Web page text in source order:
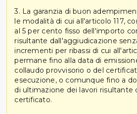
3. La garanzia di buon
le modalità di cui all'articolo 117,
al 5 per cento fisso dell'importo
risultante dall'aggiudicazione
incrementi per ribassi di cui
permane fino alla data di
collaudo provvisorio o del
esecuzione, o comunque fino a
di ultimazione dei lavori risultante
certificato.